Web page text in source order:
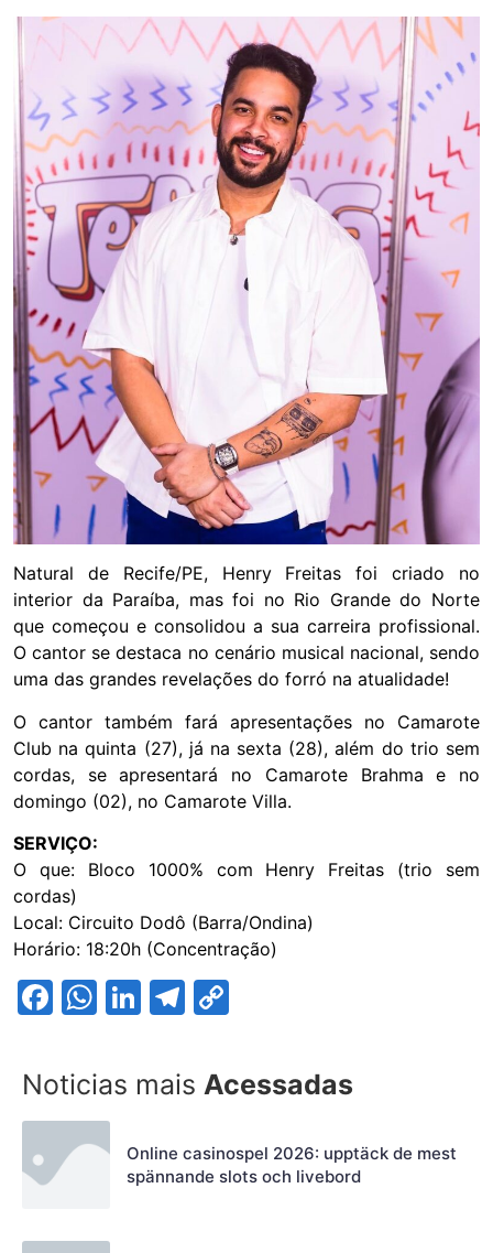
Natural de Recife/PE, Henry Freitas foi criado no
interior da Paraíba, mas foi no Rio Grande do Norte
que começou e consolidou a sua carreira profissional.
O cantor se destaca no cenário musical nacional, sendo
uma das grandes revelações do forró na atualidade!
O cantor também fará apresentações no Camarote
Club na quinta (27), já na sexta (28), além do trio sem
cordas, se apresentará no Camarote Brahma e no
domingo (02), no Camarote Villa.
SERVIÇO:
O que: Bloco 1000% com Henry Freitas (trio sem
cordas)
Local: Circuito Dodô (Barra/Ondina)
Horário: 18:20h (Concentração)
Facebook
WhatsApp
LinkedIn
Telegram
Noticias mais Acessadas
Online casinospel 2026: upptäck de mest
spännande slots och livebord